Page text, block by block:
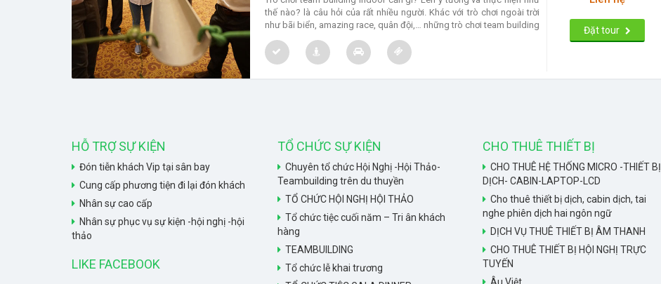
thế nào? là câu hỏi của rất nhiều người. Khác với trò chơi ngoài trời
như bãi biển, amazing race, quân đội,… những trò chơi team building
trong nhà không đòi hỏi sự cầu kỳ trong khâu chuẩn bị và dụng cụ
thực
Đặt tour
HỖ TRỢ SỰ KIỆN
Đón tiễn khách Vip tại sân bay
Cung cấp phương tiện đi lại đón khách
Nhân sự cao cấp
Nhân sự phục vụ sự kiện -hội nghị -hội
thảo
LIKE FACEBOOK
TỔ CHỨC SỰ KIỆN
Chuyên tổ chức Hội Nghị -Hội Thảo-
Teambuilding trên du thuyền
TỔ CHỨC HỘI NGHỊ HỘI THẢO
Tổ chức tiệc cuối năm – Tri ân khách
hàng
TEAMBUILDING
Tổ chức lễ khai trương
CHO THUÊ THIẾT BỊ
CHO THUÊ HỆ THỐNG MICRO -THIẾT BỊ
DỊCH- CABIN-LAPTOP-LCD
Cho thuê thiết bị dịch, cabin dịch, tai
nghe phiên dịch hai ngôn ngữ
DỊCH VỤ THUÊ THIẾT BỊ ÂM THANH
CHO THUÊ THIẾT BỊ HỘI NGHỊ TRỰC
TUYẾN